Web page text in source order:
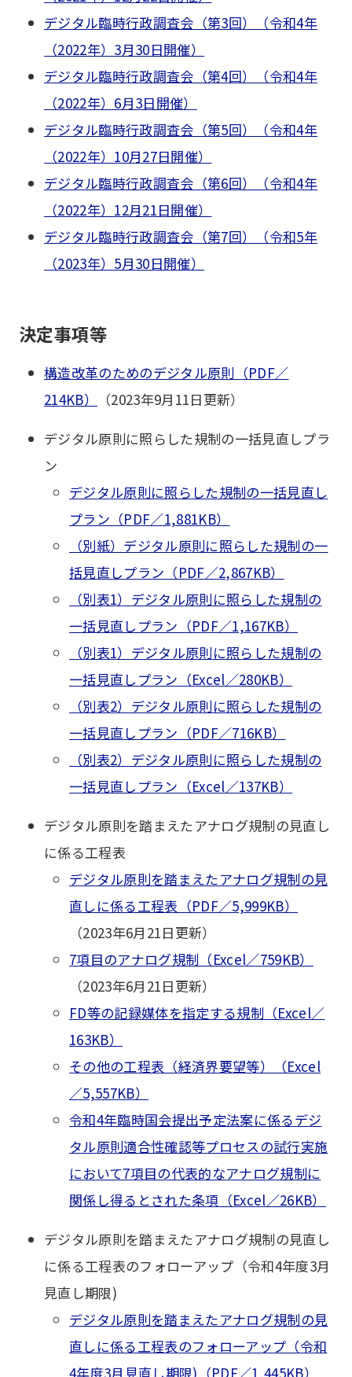
デジタル臨時行政調査会（第3回）（令和4年
（2022年）3月30日開催）
デジタル臨時行政調査会（第4回）（令和4年
（2022年）6月3日開催）
デジタル臨時行政調査会（第5回）（令和4年
（2022年）10月27日開催）
デジタル臨時行政調査会（第6回）（令和4年
（2022年）12月21日開催）
デジタル臨時行政調査会（第7回）（令和5年
（2023年）5月30日開催）
決定事項等
構造改革のためのデジタル原則（PDF／
214KB）
（2023年9月11日更新）
デジタル原則に照らした規制の一括見直しプラ
ン
デジタル原則に照らした規制の一括見直し
プラン（PDF／1,881KB）
（別紙）デジタル原則に照らした規制の一
括見直しプラン（PDF／2,867KB）
（別表1）デジタル原則に照らした規制の
一括見直しプラン（PDF／1,167KB）
（別表1）デジタル原則に照らした規制の
一括見直しプラン（Excel／280KB）
（別表2）デジタル原則に照らした規制の
一括見直しプラン（PDF／716KB）
（別表2）デジタル原則に照らした規制の
一括見直しプラン（Excel／137KB）
デジタル原則を踏まえたアナログ規制の見直し
に係る工程表
デジタル原則を踏まえたアナログ規制の見
直しに係る工程表（PDF／5,999KB）
（2023年6月21日更新）
7項目のアナログ規制（Excel／759KB）
（2023年6月21日更新）
FD等の記録媒体を指定する規制（Excel／
163KB）
その他の工程表（経済界要望等）（Excel
／5,557KB）
令和4年臨時国会提出予定法案に係るデジ
タル原則適合性確認等プロセスの試行実施
において7項目の代表的なアナログ規制に
関係し得るとされた条項（Excel／26KB）
デジタル原則を踏まえたアナログ規制の見直し
に係る工程表のフォローアップ（令和4年度3月
見直し期限)
デジタル原則を踏まえたアナログ規制の見
直しに係る工程表のフォローアップ（令和
4年度3月見直し期限)（PDF／1,445KB）